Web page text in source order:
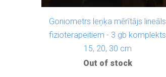
Goniometrs leņķa mērītājs lineāls
fizioterapeitiem - 3 gb komplekts
15, 20, 30 cm
Out of stock